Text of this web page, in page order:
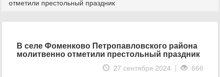
отметили престольный праздник
В селе Фоменково Петропавловского района
молитвенно отметили престольный праздник
27 сентября 2024 | 666